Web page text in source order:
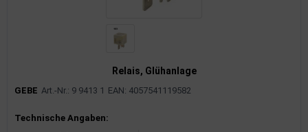
Relais, Glühanlage
GEBE Art.-Nr.: 9 9413 1 EAN: 4057541119582
Produktinformationen
Technische Angaben: